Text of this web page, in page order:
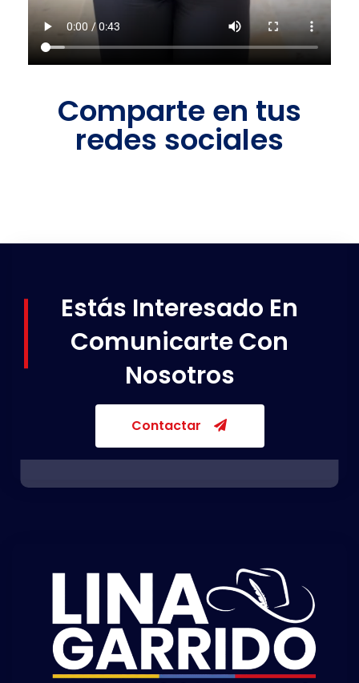
Comparte en tus
redes sociales
Estás Interesado En
Comunicarte Con
Nosotros
Contactar